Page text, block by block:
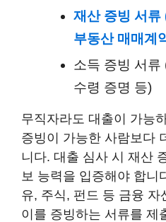
재산 증빙 서류
부동산 매매계
소득 증빙 서류
수령 증명 등)
무직자라도 대출이 가능
증빙이 가능한 사람보다
니다. 대출 심사 시 재산
보 능력을 입증해야 합니
유, 주식, 펀드 등 금융 자
이를 증빙하는 서류를 제